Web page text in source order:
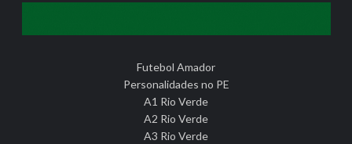
Futebol Amador
Personalidades no PE
A1 Rio Verde
A2 Rio Verde
A3 Rio Verde